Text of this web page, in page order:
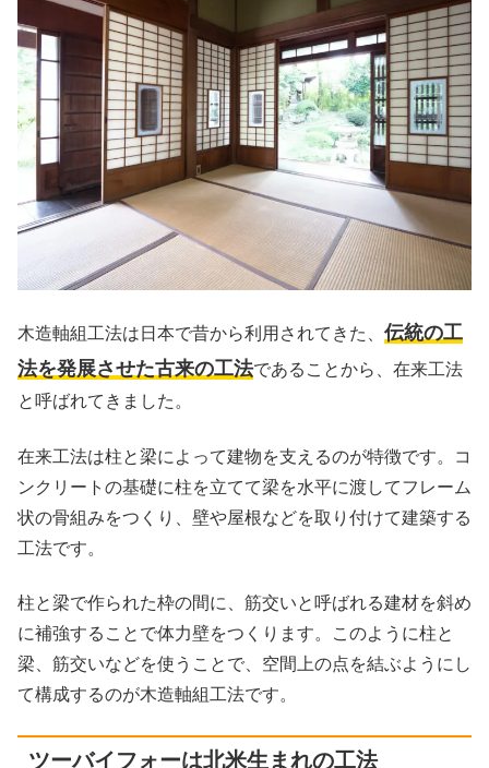
木造軸組工法は日本で昔から利用されてきた、 伝統の工
法を発展させた古来の工法であることから、在来工法
と呼ばれてきました。
在来工法は柱と梁によって建物を支えるのが特徴です。コ
ンクリートの基礎に柱を立てて梁を水平に渡してフレーム
状の骨組みをつくり、壁や屋根などを取り付けて建築する
工法です。
柱と梁で作られた枠の間に、筋交いと呼ばれる建材を斜め
に補強することで体力壁をつくります。このように柱と
梁、筋交いなどを使うことで、空間上の点を結ぶようにし
て構成するのが木造軸組工法です。
ツーバイフォーは北米生まれの工法